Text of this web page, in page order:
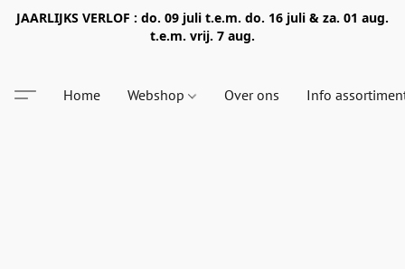
JAARLIJKS VERLOF : do. 09 juli t.e.m. do. 16 juli & za. 01 aug.
t.e.m. vrij. 7 aug.
Home Webshop Over ons Info